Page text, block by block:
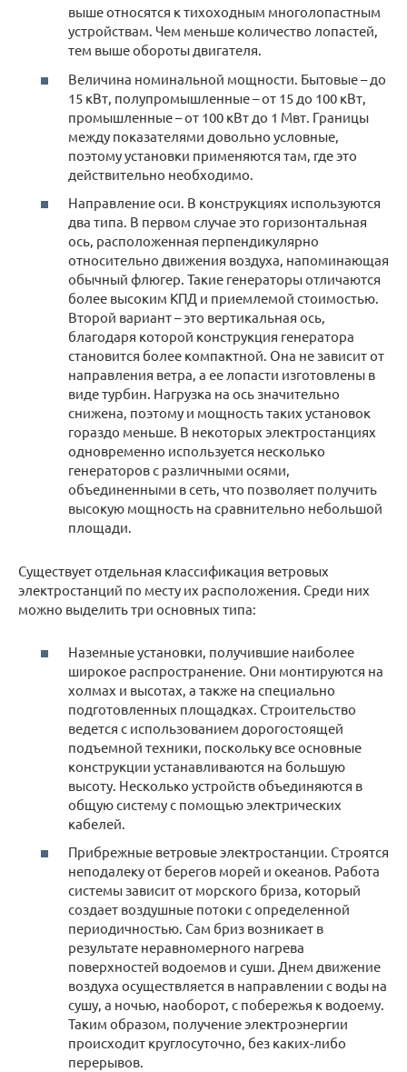
выше относятся к тихоходным многолопастным
устройствам. Чем меньше количество лопастей,
тем выше обороты двигателя.
Величина номинальной мощности. Бытовые – до
15 кВт, полупромышленные – от 15 до 100 кВт,
промышленные – от 100 кВт до 1 Мвт. Границы
между показателями довольно условные,
поэтому установки применяются там, где это
действительно необходимо.
Направление оси. В конструкциях используются
два типа. В первом случае это горизонтальная
ось, расположенная перпендикулярно
относительно движения воздуха, напоминающая
обычный флюгер. Такие генераторы отличаются
более высоким КПД и приемлемой стоимостью.
Второй вариант – это вертикальная ось,
благодаря которой конструкция генератора
становится более компактной. Она не зависит от
направления ветра, а ее лопасти изготовлены в
виде турбин. Нагрузка на ось значительно
снижена, поэтому и мощность таких установок
гораздо меньше. В некоторых электростанциях
одновременно используется несколько
генераторов с различными осями,
объединенными в сеть, что позволяет получить
высокую мощность на сравнительно небольшой
площади.
Существует отдельная классификация ветровых
электростанций по месту их расположения. Среди них
можно выделить три основных типа:
Наземные установки, получившие наиболее
широкое распространение. Они монтируются на
холмах и высотах, а также на специально
подготовленных площадках. Строительство
ведется с использованием дорогостоящей
подъемной техники, поскольку все основные
конструкции устанавливаются на большую
высоту. Несколько устройств объединяются в
общую систему с помощью электрических
кабелей.
Прибрежные ветровые электростанции. Строятся
неподалеку от берегов морей и океанов. Работа
системы зависит от морского бриза, который
создает воздушные потоки с определенной
периодичностью. Сам бриз возникает в
результате неравномерного нагрева
поверхностей водоемов и суши. Днем движение
воздуха осуществляется в направлении с воды на
сушу, а ночью, наоборот, с побережья к водоему.
Таким образом, получение электроэнергии
происходит круглосуточно, без каких-либо
перерывов.